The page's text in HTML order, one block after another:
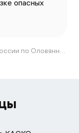
опасных
Отделение Госавтоинспекции ОМВД России по Оловяннинскому району